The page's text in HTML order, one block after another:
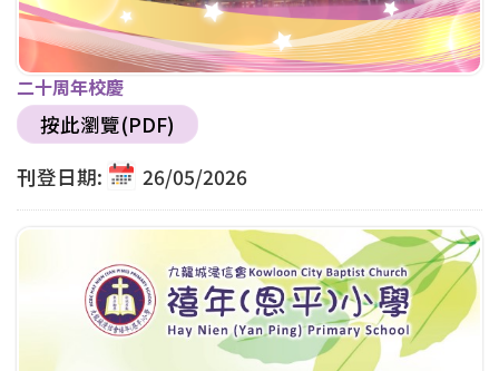
二十周年校慶
按此瀏覽(PDF)
刊登日期:
26/05/2026